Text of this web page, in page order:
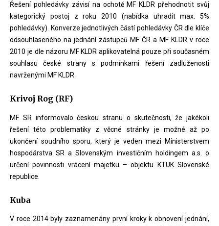
Řešení pohledávky závisí na ochotě MF KLDR přehodnotit svůj
kategorický postoj z roku 2010 (nabídka uhradit max. 5%
pohledávky). Konverze jednotlivých částí pohledávky ČR dle klíče
odsouhlaseného na jednání zástupců MF ČR a MF KLDR v roce
2010 je dle názoru MF KLDR aplikovatelná pouze při současném
souhlasu české strany s podmínkami řešení zadluženosti
navrženými MF KLDR.
Krivoj Rog (RF)
MF SR informovalo českou stranu o skutečnosti, že jakékoli
řešení této problematiky z věcné stránky je možné až po
ukončení soudního sporu, který je veden mezi Ministerstvem
hospodárstva SR a Slovenským investičním holdingem a.s. o
určení povinnosti vrácení majetku – objektu KTUK Slovenské
republice.
Kuba
V roce 2014 byly zaznamenány první kroky k obnovení jednání,